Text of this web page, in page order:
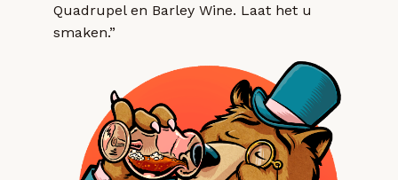
Quadrupel en Barley Wine. Laat het u
smaken.”